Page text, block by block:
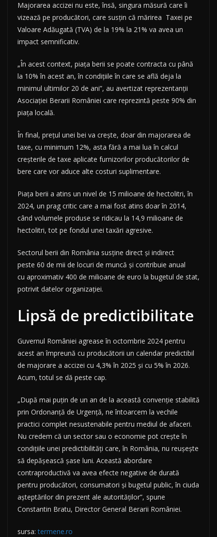
Majorarea accizei nu este, însă, singura măsură care îi
vizează pe producători, care susțin că mărirea Taxei pe
Valoare Adăugată (TVA) de la 19% la 21% va avea un
impact semnificativ.
„În acest context, piața berii se poate contracta cu până
la 10% în acest an, în condițiile în care se află deja la
minimul ultimilor 20 de ani”, au avertizat reprezentanții
Asociației Berarii României care reprezintă peste 90% din
piața locală.
În final, prețul unei bei va crește, doar din majorarea de
taxe, cu minimum 12%, asta fără a mai lua în calcul
creșterile de taxe aplicate furnizorilor producătorilor de
bere care vor aduce alte costuri suplimentare.
Piața berii a atins un nivel de 15 milioane de hectolitri, în
2024, un prag critic care a mai fost atins doar în 2014,
când volumele produse se ridicau la 14,9 milioane de
hectolitri, tot pe fondul unei taxări agresive.
Sectorul berii din România susține direct și indirect
peste 60 de mii de locuri de muncă și contribuie anual
cu aproximativ 400 de milioane de euro la bugetul de stat,
potrivit datelor organizației.
Lipsă de predictibilitate
Guvernul României agrease în octombrie 2024 pentru
acest an împreună cu producătorii un calendar predictibil
de majorare a accizei cu 4,3% în 2025 și cu 5% în 2026.
Acum, totul se dă peste cap.
„După mai puțin de un an de la această convenție stabilită
prin Ordonanță de Urgență, ne întoarcem la vechile
practici complet nesustenabile pentru mediul de afaceri.
Nu credem că un sector sau o economie pot crește în
condițiile unei predictibilități care, în România, nu reușește
să depășească șase luni. Această abordare
contraproductivă va avea efecte negative de durată
pentru producători, consumatori și bugetul public, în ciuda
așteptărilor din prezent ale autorităților”, spune
Constantin Bratu, Director General Berarii României.
sursa:termene.ro